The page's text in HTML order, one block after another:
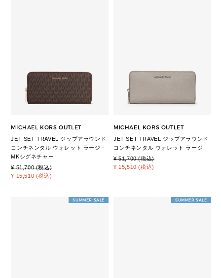
MICHAEL KORS OUTLET
JET SET TRAVEL ジップアラウンド
コンチネンタル ウォレット ラージ -
MKシグネチャー
¥ 51,700 (税込)
¥ 15,510 (税込)
MICHAEL KORS OUTLET
JET SET TRAVEL ジップアラウンド
コンチネンタル ウォレット ラージ
¥ 51,700 (税込)
¥ 15,510 (税込)
SUMMER SALE SUMMER SALE